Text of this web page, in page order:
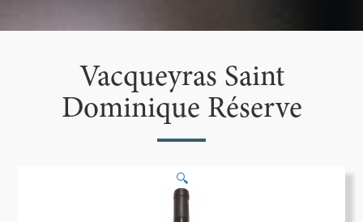
Vacqueyras Saint
Dominique Réserve
🔍